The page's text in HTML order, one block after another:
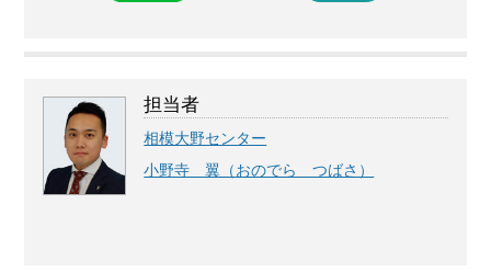
担当者
相模大野センター
小野寺 翼（おのでら つばさ）